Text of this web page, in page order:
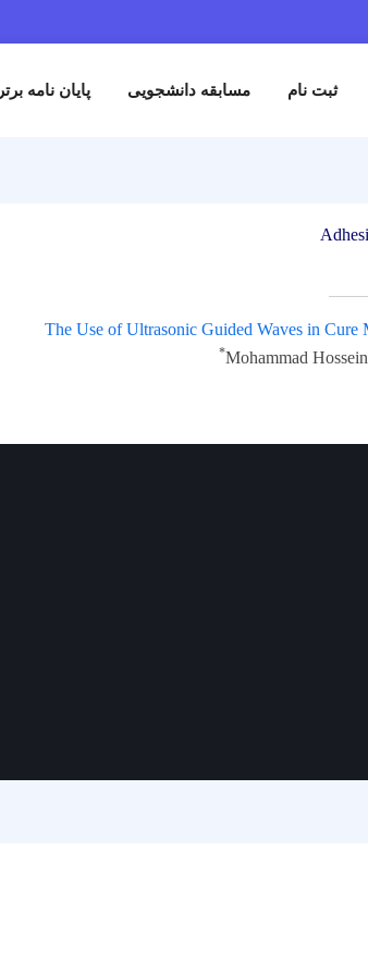
ثبت نام مسابقه دانشجویی پایان نامه برتر
The Use of Ultrasonic Guided Waves in Cure
*